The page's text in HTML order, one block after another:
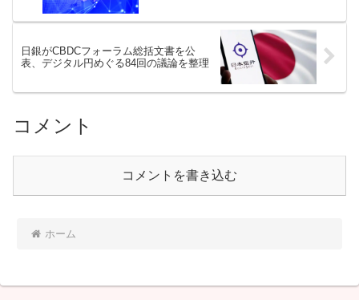
日銀がCBDCフォーラム総括文書を公
表、デジタル円めぐる84回の議論を整理
コメント
コメントを書き込む
ホーム